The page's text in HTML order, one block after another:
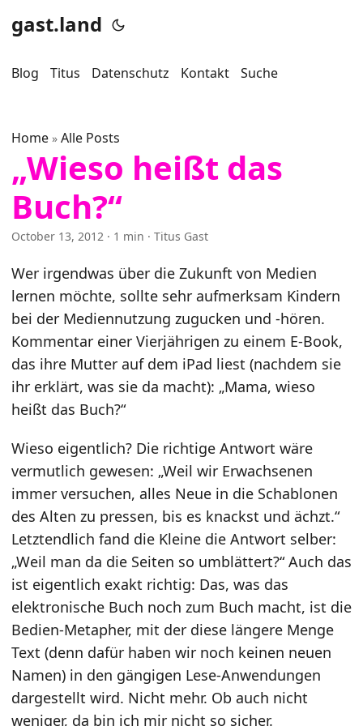
gast.land
Blog Titus Datenschutz Kontakt Suche
Home » Alle Posts
„Wieso heißt das
Buch?“
October 13, 2012 · 1 min · Titus Gast
Wer irgendwas über die Zukunft von Medien
lernen möchte, sollte sehr aufmerksam Kindern
bei der Mediennutzung zugucken und -hören.
Kommentar einer Vierjährigen zu einem E-Book,
das ihre Mutter auf dem iPad liest (nachdem sie
ihr erklärt, was sie da macht): „Mama, wieso
heißt das Buch?“
Wieso eigentlich? Die richtige Antwort wäre
vermutlich gewesen: „Weil wir Erwachsenen
immer versuchen, alles Neue in die Schablonen
des Alten zu pressen, bis es knackst und ächzt.“
Letztendlich fand die Kleine die Antwort selber:
„Weil man da die Seiten so umblättert?“ Auch das
ist eigentlich exakt richtig: Das, was das
elektronische Buch noch zum Buch macht, ist die
Bedien-Metapher, mit der diese längere Menge
Text (denn dafür haben wir noch keinen neuen
Namen) in den gängigen Lese-Anwendungen
dargestellt wird. Nicht mehr. Ob auch nicht
weniger, da bin ich mir nicht so sicher.